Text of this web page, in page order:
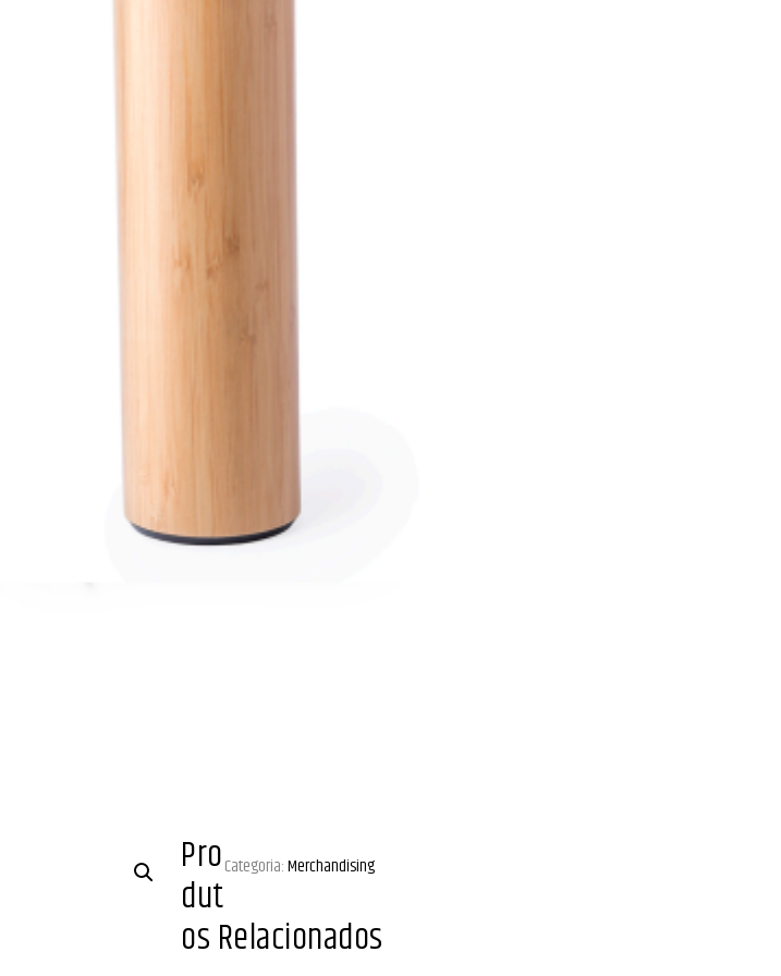
Categoria:Merchandising
Pro
dut
os Relacionados